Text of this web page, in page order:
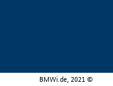
BMWi.de, 2021 ©